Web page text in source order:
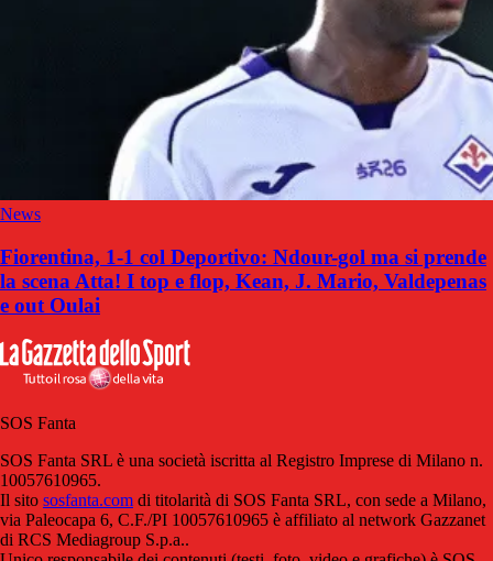
News
Fiorentina, 1-1 col Deportivo: Ndour-gol ma si prende
la scena Atta! I top e flop, Kean, J. Mario, Valdepenas
e out Oulai
SOS Fanta
SOS Fanta SRL è una società iscritta al Registro Imprese di Milano n.
10057610965.
Il sito sosfanta.com di titolarità di SOS Fanta SRL, con sede a Milano,
via Paleocapa 6, C.F./PI 10057610965 è affiliato al network Gazzanet
di RCS Mediagroup S.p.a..